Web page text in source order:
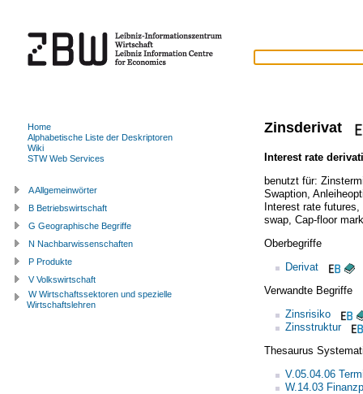
Zinsderivat
Interest rate
benutzt für:
Swaption,
Interest rate futures
swap, Cap-floor
Oberbegriffe
Derivat
Verwandte Begriffe
Zinsrisiko
Zinsstruktur
Thesaurus
V.05.04.06
W.14.03
Home
Alphabetische Liste der Deskriptoren
Wiki
STW Web Services
A Allgemeinwörter
B Betriebswirtschaft
G Geographische Begriffe
N Nachbarwissenschaften
P Produkte
V Volkswirtschaft
W Wirtschaftssektoren und spezielle
Wirtschaftslehren